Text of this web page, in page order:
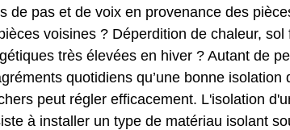
de pas et de voix en provenance des
voisines ? Déperdition de chaleur, sol
très élevées en hiver ? Autant de
quotidiens qu’une bonne isolation
peut régler efficacement. L'isolation
à installer un type de matériau isolant